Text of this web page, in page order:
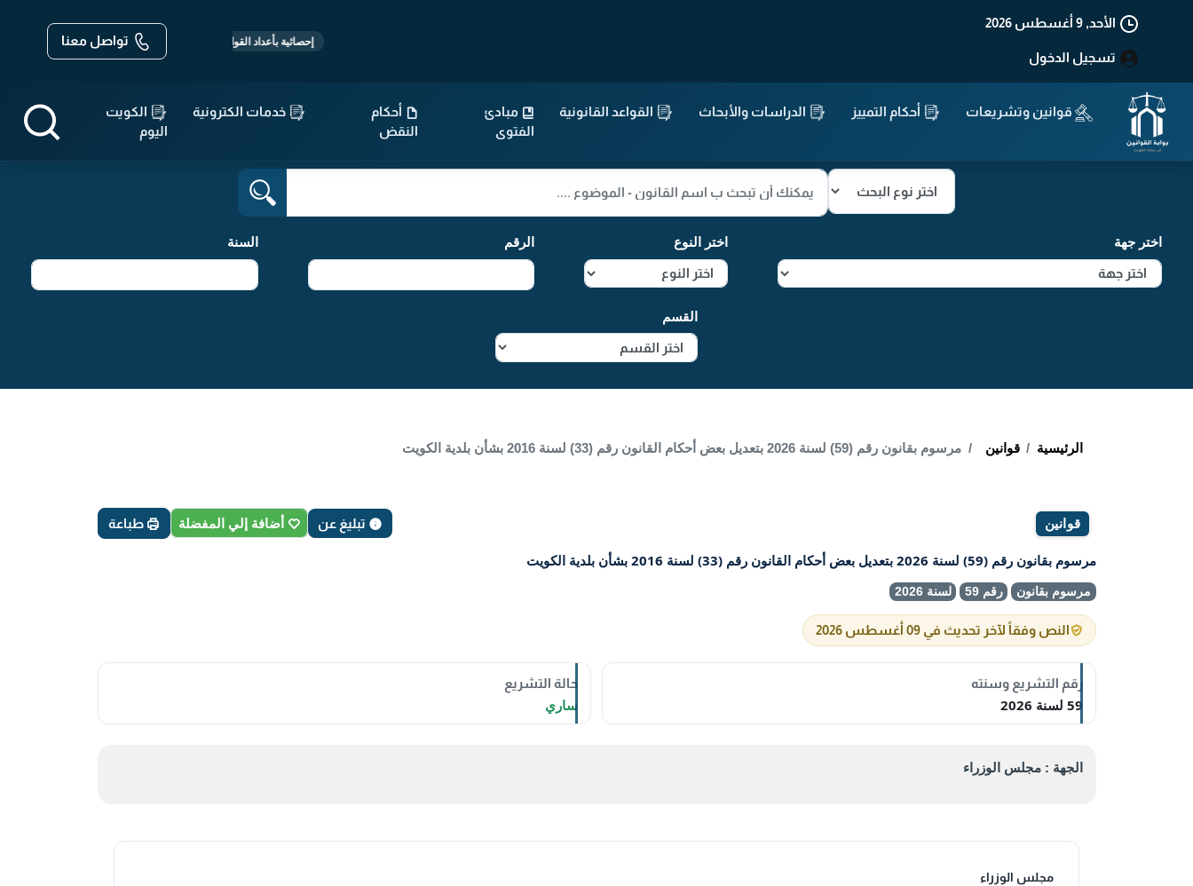
الأحد, 9 أغسطس 2026
تسجيل الدخول
إحصائية بأعداد القوانين والتشريعات قرارات : 14,699 مواثيق واتفاقيات :تواصل معنا
قوانين وتشريعات أحكام التمييز الدراسات والأبحاث القواعد القانونية
مبادئ
الفتوى
أحكام
النقض
خدمات الكترونية
الكويت
اليوم
اختر جهة اختر النوع الرقم السنة
القسم
الرئيسية قوانين مرسوم بقانون رقم (59) لسنة 2026 بتعديل بعض أحكام القانون رقم (33) لسنة 2016 بشأن بلدية الكويت
قوانين تبليغ عن أضافة إلي المفضلة طباعة
مرسوم بقانون رقم (59) لسنة 2026 بتعديل بعض أحكام القانون رقم (33) لسنة 2016 بشأن بلدية الكويت
مرسوم بقانون رقم 59 لسنة 2026
النص وفقاً لآخر تحديث في 09 أغسطس 2026
رقم التشريع وسنته
59 لسنة 2026
حالة التشريع
ساري
الجهة : مجلس الوزراء
مجلس الوزراء